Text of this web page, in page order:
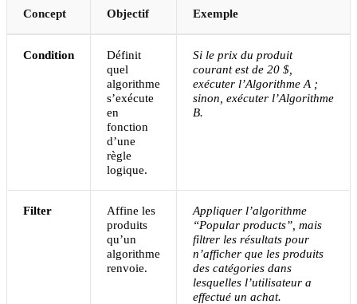
Concept Objectif Exemple
Condition
Définit
quel
algorithme
s’exécute
en
fonction
d’une
règle
logique.
Si le prix du produit
courant est de 20 $,
exécuter l’Algorithme A ;
sinon, exécuter l’Algorithme
B.
Filter
Affine les
produits
qu’un
algorithme
renvoie.
Appliquer l’algorithme
“Popular products”, mais
filtrer les résultats pour
n’afficher que les produits
des catégories dans
lesquelles l’utilisateur a
effectué un achat.